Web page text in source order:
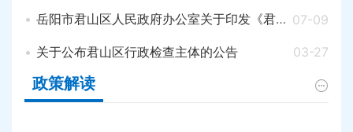
岳阳市君山区人民政府办公室关于印发《君山区支持电商产业发展的若干措施》的通知 07-09
关于公布君山区行政检查主体的公告 03-27
政策解读